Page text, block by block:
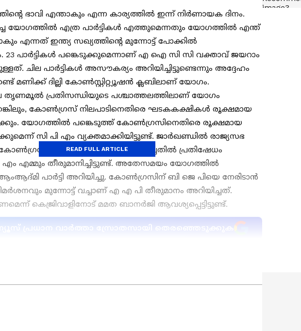
ഭാവി എന്താകും എന്ന കാര്യത്തിൽ ഇന്ന് നിർണായക ദിനം.
യോഗത്തിൽ എത്ര പാർട്ടികൾ എത്തുമെന്നതും യോഗത്തിൽ എന്ത്
എന്നത് ഇന്ത്യ സഖ്യത്തിന്‍റെ മുന്നോട്ട് പോക്കിൽ
23 പാർട്ടികൾ പങ്കെടുക്കുമെന്നാണ് എ ഐ സി സി വക്താവ് ജയറാം
ചില പാർട്ടികൾ അസൗകര്യം അറിയിച്ചിട്ടുണ്ടെന്നും അദ്ദേഹം
മണിക്ക് ദില്ലി കോണ്‍സ്റ്റിറ്റ്യൂഷന്‍ ക്ലബിലാണ് യോഗം.
തൃണമൂല്‍ പ്രതിസന്ധിയുടെ പശ്ചാത്തലത്തിലാണ് യോഗം
കോണ്‍ഗ്രസ് നിലപാടിനെതിരെ ഘടകകക്ഷികള്‍ രൂക്ഷമായ
യോഗത്തിൽ പങ്കെടുത്ത് കോണ്‍ഗ്രസിനെതിരെ രൂക്ഷമായ
സി പി എം വ്യക്തമാക്കിയിട്ടുണ്ട്. ജാര്‍ഖണ്ഡിൽ രാജ്യസഭ
ഏകപക്ഷീയമായി പ്രഖ്യാപിച്ചതില്‍ പ്രതിഷേധം
എമ്മും തീരുമാനിച്ചിട്ടുണ്ട്. അതേസമയം യോഗത്തിൽ
ആംആദ്മി പാർട്ടി അറിയിച്ചു. കോൺഗ്രസിന് ബി ജെ പിയെ നേരിടാൻ
മുന്നോട്ട് വച്ചാണ് എ എ പി തീരുമാനം അറിയിച്ചത്.
കെജ്രിവാളിനോട് മമത ബാനർജി ആവശ്യപ്പെട്ടിട്ടുണ്ട്.
ന്യൂസ് പ്രധാന വാർത്താ സ്രോതസായി തെരഞ്ഞെടുക്കുക
READ FULL ARTICLE
ലോകമെമ്പാടുമുള്ള എല്ലാ